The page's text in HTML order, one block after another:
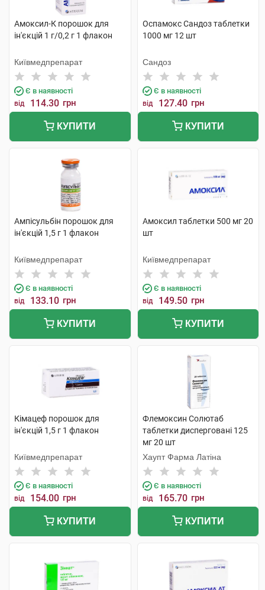
Амоксил-К порошок для
ін'єкцій 1 г/0,2 г 1 флакон
Київмедпрепарат
Є в наявності
від 114.30 грн
КУПИТИ
Оспамокс Сандоз таблетки
1000 мг 12 шт
Сандоз
Є в наявності
від 127.40 грн
КУПИТИ
Ампісульбін порошок для
ін'єкцій 1,5 г 1 флакон
Київмедпрепарат
Є в наявності
від 133.10 грн
КУПИТИ
Амоксил таблетки 500 мг 20
шт
Київмедпрепарат
Є в наявності
від 149.50 грн
КУПИТИ
Кімацеф порошок для
ін'єкцій 1,5 г 1 флакон
Київмедпрепарат
Є в наявності
від 154.00 грн
КУПИТИ
Флемоксин Солютаб
таблетки дисперговані 125
мг 20 шт
Хаупт Фарма Латіна
Є в наявності
від 165.70 грн
КУПИТИ